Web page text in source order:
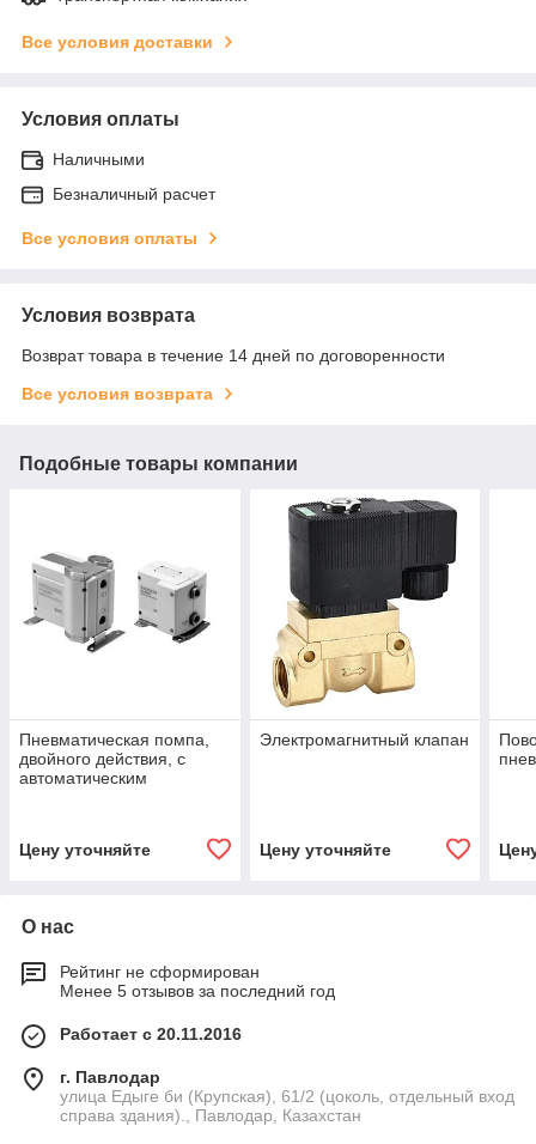
Все условия доставки
Условия оплаты
Наличными
Безналичный расчет
Все условия оплаты
Условия возврата
Возврат товара в течение 14 дней по договоренности
Все условия возврата
Подобные товары компании
Пневматическая помпа,
двойного действия, с
автоматическим
Цену уточняйте
Электромагнитный клапан
Цену уточняйте
О нас
Рейтинг не сформирован
Менее 5 отзывов за последний год
Работает с 20.11.2016
г. Павлодар
улица Едыге би (Крупская), 61/2 (цоколь, отдельный вход
справа здания)., Павлодар, Казахстан